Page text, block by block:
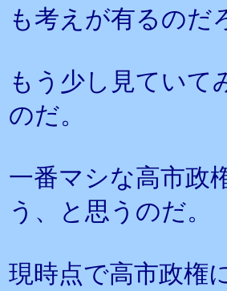
も考えが有るのだ
もう少し見ていて
のだ。
一番マシな高市政
う、と思うのだ。
現時点で高市政権